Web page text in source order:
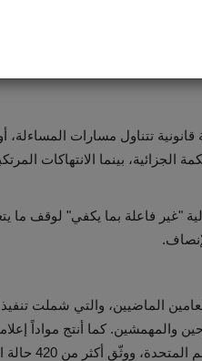
الدعم النفسي والاجتماعي
بين الجهات الرسمية
دون برامج مستدامة.
تتناول مسارات المساءلة،
الجزائية، بينما الانتهاكات
"غير فاعلة بما يكفي" لوقف
من النازحين والمهمشين. كما أنتج